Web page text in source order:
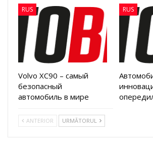
RUS
Volvo XC90 – самый
безопасный
автомобиль в мире
RUS
ANTERIOR URMĂTORUL